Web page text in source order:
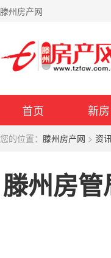
滕州房产网
首页 新房
您的位置： 滕州房产网 > 资
滕州房